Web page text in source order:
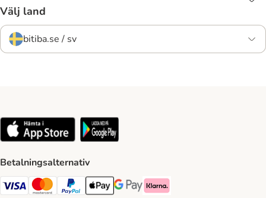
Välj land
bitiba.se / sv
Betalningsalternativ
VISA Payment Method
Mastercard Payment Method
Paypal Payment Method
Apple Pay Payment Method
Google Pay Payment Method
Klarna Payment Method